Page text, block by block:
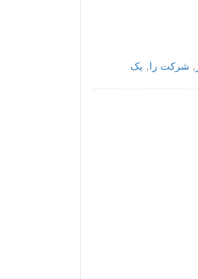
, شرکت را, یک